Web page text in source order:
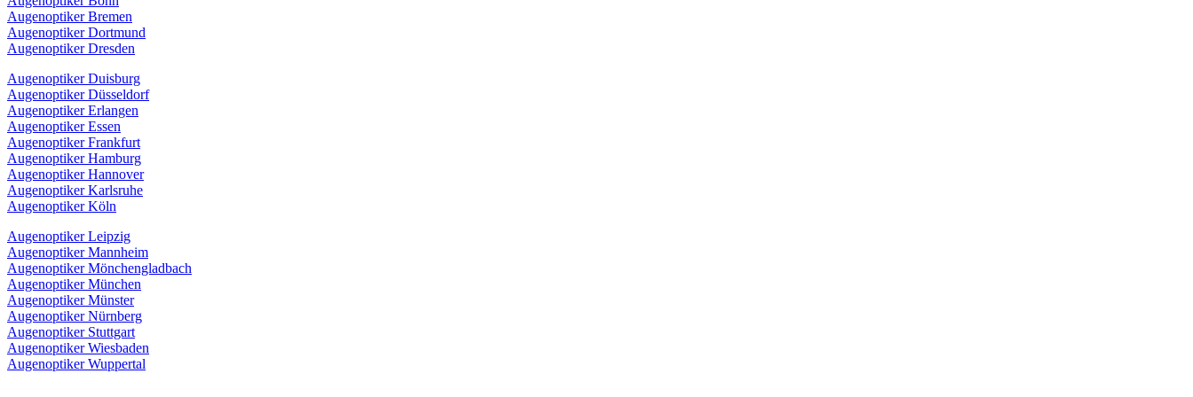
Augenoptiker Bremen
Augenoptiker Dortmund
Augenoptiker Dresden
Augenoptiker Duisburg
Augenoptiker Düsseldorf
Augenoptiker Erlangen
Augenoptiker Essen
Augenoptiker Frankfurt
Augenoptiker Hamburg
Augenoptiker Hannover
Augenoptiker Karlsruhe
Augenoptiker Köln
Augenoptiker Leipzig
Augenoptiker Mannheim
Augenoptiker Mönchengladbach
Augenoptiker München
Augenoptiker Münster
Augenoptiker Nürnberg
Augenoptiker Stuttgart
Augenoptiker Wiesbaden
Augenoptiker Wuppertal